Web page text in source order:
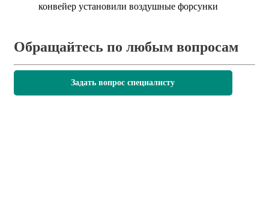
конвейер установили воздушные форсунки
Обращайтесь по любым вопросам
Задать вопрос специалисту